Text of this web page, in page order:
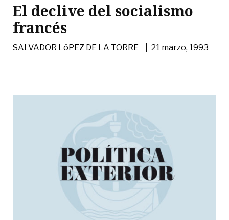
El declive del socialismo
francés
SALVADOR LóPEZ DE LA TORRE |21 marzo, 1993